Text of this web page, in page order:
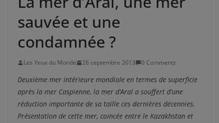
sauvée et une
condamnée ?
Les Yeux du Monde 26 septembre 2013 0 Comments
Deuxième mer intérieure mondiale en termes de superficie
après la mer Caspienne, la mer d’Aral a souffert d’une
réduction importante de sa taille ces dernières décennies.
Présentation de cette mer, coincée entre le Kazakhstan et